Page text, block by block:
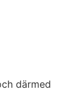
därmed